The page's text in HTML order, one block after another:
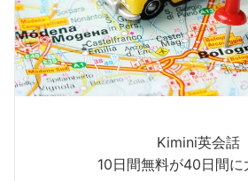
Kimini英会話
10日間無料が40日間に